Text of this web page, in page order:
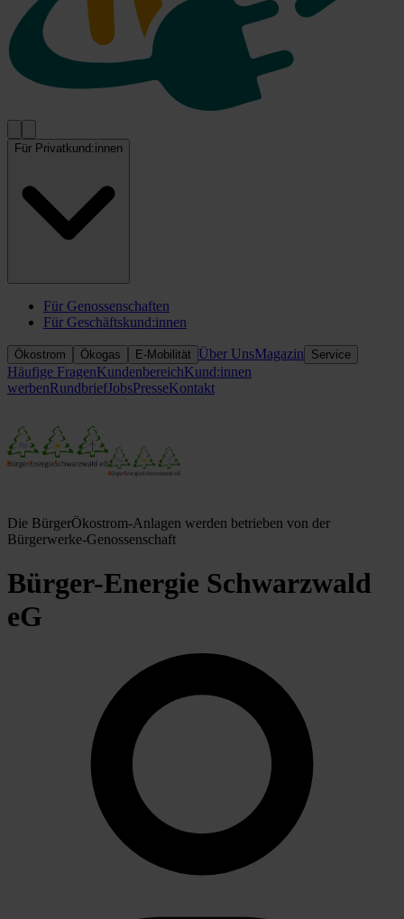
Für Privatkund:innen
Für Genossenschaften
Für Geschäftskund:innen
Ökostrom Ökogas E-Mobilität Über UnsMagazin Service
Häufige FragenKundenbereichKund:innen
werbenRundbriefJobsPresseKontakt
Die BürgerÖkostrom-Anlagen werden betrieben von der
Bürgerwerke-Genossenschaft
Bürger-Energie Schwarzwald
eG